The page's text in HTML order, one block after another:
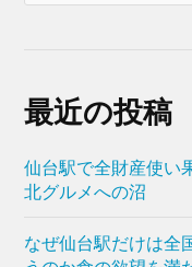
最近の投稿
仙台駅で全財産使い
北グルメへの沼
なぜ仙台駅だけは全